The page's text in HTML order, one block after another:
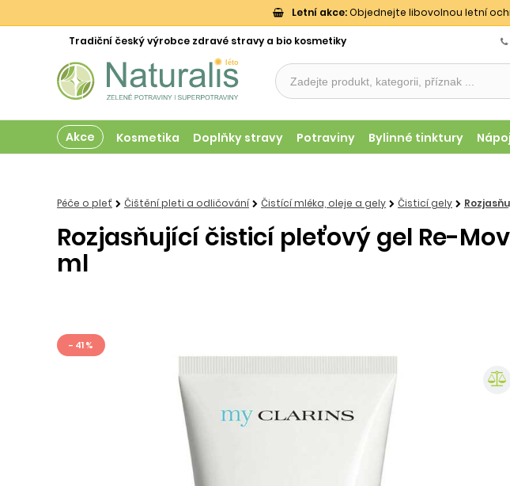
Letní akce:Objednejte libovolnou letní
Tradiční český výrobce zdravé stravy a bio kosmetiky
Akce Kosmetika Doplňky stravy Potraviny Bylinné tinktury
Péče o pleť Čištění pleti a odličování Čistící mléka, oleje a gely Čisticí gely
Rozjasňující čisticí pleťový gel Re-
ml
- 41 %